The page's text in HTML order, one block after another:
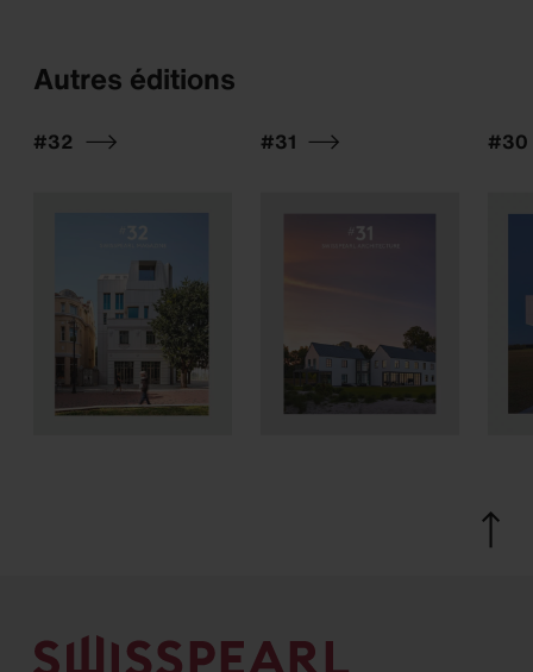
Autres éditions
#32 #31 #30